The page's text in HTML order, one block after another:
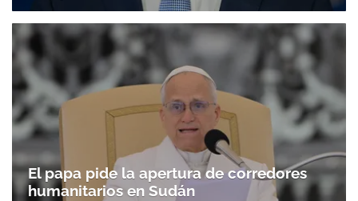
El papa pide la apertura de corredores
humanitarios en Sudán